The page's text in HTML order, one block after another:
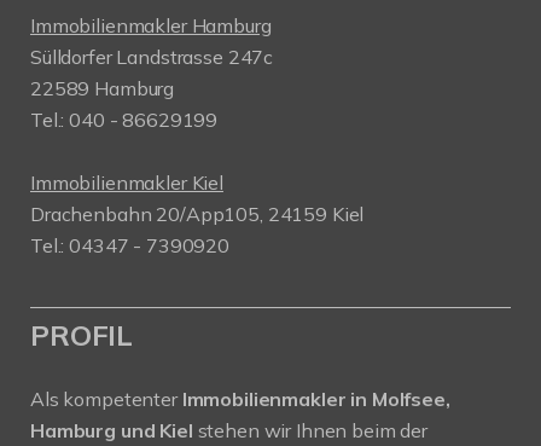
Immobilienmakler Hamburg
Sülldorfer Landstrasse 247c
22589 Hamburg
Tel.: 040 - 86629199
Immobilienmakler Kiel
Drachenbahn 20/App105, 24159 Kiel
Tel.: 04347 - 7390920
PROFIL
Als kompetenter Immobilienmakler in Molfsee,
Hamburg und Kiel stehen wir Ihnen beim der